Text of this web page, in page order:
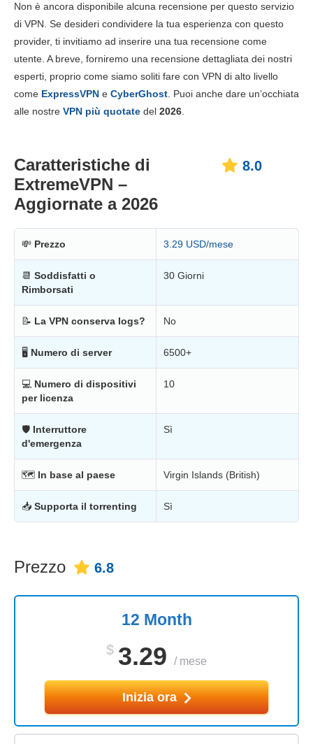
Funzionalità chiave 8.0
Installazione e app 6.8
Affidabilità e supporto 8.4
Non è ancora disponibile alcuna recensione per questo servizio
di VPN. Se desideri condividere la tua esperienza con questo
provider, ti invitiamo ad inserire una tua recensione come
utente. A breve, forniremo una recensione dettagliata dei nostri
esperti, proprio come siamo soliti fare con VPN di alto livello
come ExpressVPN e CyberGhost. Puoi anche dare un’occhiata
alle nostre VPN più quotate del 2026.
Caratteristiche di
ExtremeVPN –
Aggiornate a 2026
8.0
💸 Prezzo 3.29 USD/mese
📆 Soddisfatti o
Rimborsati
30 Giorni
📝 La VPN conserva logs? No
🖥 Numero di server 6500+
💻 Numero di dispositivi
per licenza
10
🛡 Interruttore
d'emergenza
Sì
🗺 In base al paese Virgin Islands (British)
📥 Supporta il torrenting Sì
Prezzo 6.8
12 Month
$ 3.29 / mese
Inizia ora